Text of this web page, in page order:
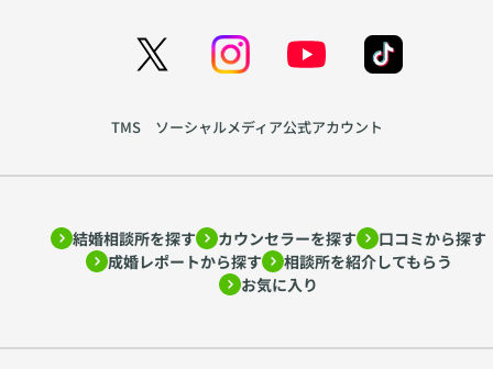
TMS ソーシャルメディア公式アカウント
結婚相談所を探す カウンセラーを探す
口コミから探す
成婚レポートから探す
相談所を紹介してもらう
お気に入り